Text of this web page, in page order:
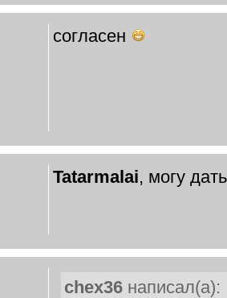
согласен
Tatarmalai, могу
chex36 написал(а):